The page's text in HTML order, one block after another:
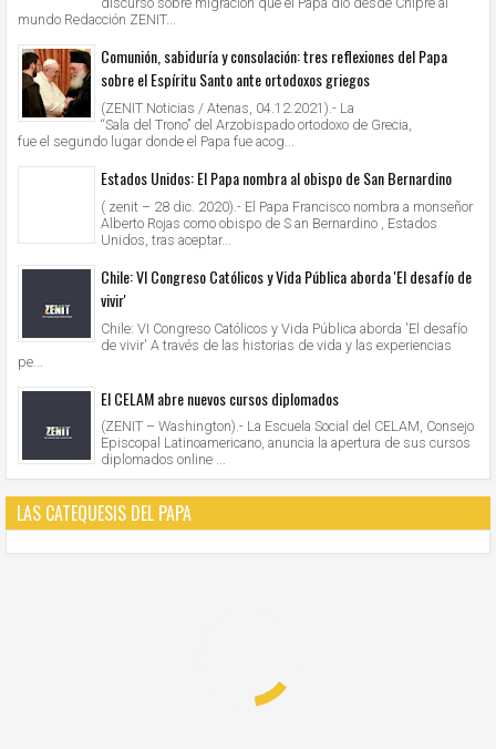
mundo Redacción ZENIT...
Comunión, sabiduría y consolación: tres reflexiones del Papa
sobre el Espíritu Santo ante ortodoxos griegos
(ZENIT Noticias / Atenas, 04.12.2021).- La
“Sala del Trono” del Arzobispado ortodoxo de Grecia,
fue el segundo lugar donde el Papa fue acog...
Estados Unidos: El Papa nombra al obispo de San Bernardino
( zenit – 28 dic. 2020).- El Papa Francisco nombra a monseñor
Alberto Rojas como obispo de S an Bernardino , Estados
Unidos, tras aceptar...
Chile: VI Congreso Católicos y Vida Pública aborda 'El desafío de
vivir'
Chile: VI Congreso Católicos y Vida Pública aborda 'El desafío
de vivir' A través de las historias de vida y las experiencias
pe...
El CELAM abre nuevos cursos diplomados
(ZENIT – Washington).- La Escuela Social del CELAM, Consejo
Episcopal Latinoamericano, anuncia la apertura de sus cursos
diplomados online ...
LAS CATEQUESIS DEL PAPA